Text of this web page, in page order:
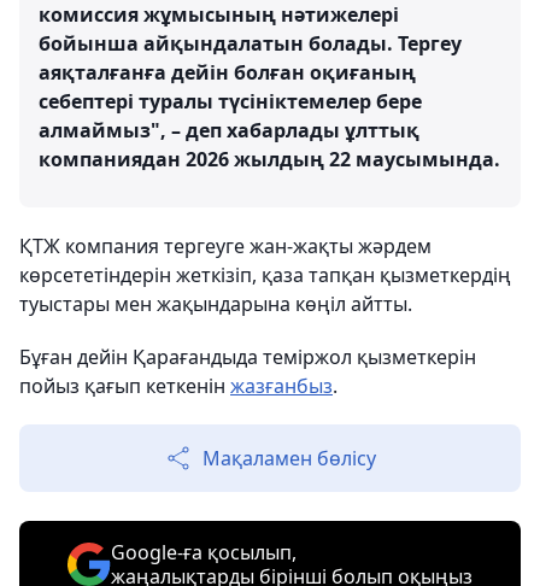
комиссия жұмысының нәтижелері
бойынша айқындалатын болады. Тергеу
аяқталғанға дейін болған оқиғаның
себептері туралы түсініктемелер бере
алмаймыз", – деп хабарлады ұлттық
компаниядан 2026 жылдың 22 маусымында.
ҚТЖ компания тергеуге жан-жақты жәрдем
көрсететіндерін жеткізіп, қаза тапқан қызметкердің
туыстары мен жақындарына көңіл айтты.
Бұған дейін Қарағандыда теміржол қызметкерін
пойыз қағып кеткенін жазғанбыз.
Мақаламен бөлісу
Google-ға қосылып,
жаңалықтарды бірінші болып оқыңыз